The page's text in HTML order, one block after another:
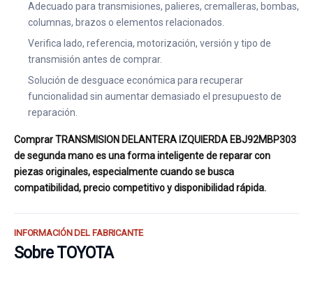
Adecuado para transmisiones, palieres, cremalleras, bombas,
columnas, brazos o elementos relacionados.
Verifica lado, referencia, motorización, versión y tipo de
transmisión antes de comprar.
Solución de desguace económica para recuperar
funcionalidad sin aumentar demasiado el presupuesto de
reparación.
Comprar TRANSMISION DELANTERA IZQUIERDA EBJ92MBP303
de segunda mano es una forma inteligente de reparar con
piezas originales, especialmente cuando se busca
compatibilidad, precio competitivo y disponibilidad rápida.
INFORMACIÓN DEL FABRICANTE
Sobre TOYOTA